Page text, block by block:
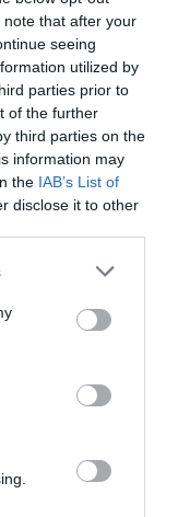
that after your
seeing
utilized by
parties prior to
of the further
third parties on the
information may
the IAB’s List of
disclose it to other
farmacia
fuente preferida
de actualidad.